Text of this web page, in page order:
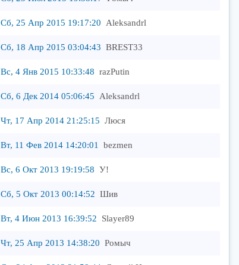
Сб, 25 Апр 2015 19:17:20 Aleksandrl
Сб, 18 Апр 2015 03:04:43 BREST33
Вс, 4 Янв 2015 10:33:48 razPutin
Сб, 6 Дек 2014 05:06:45 Aleksandrl
Чт, 17 Апр 2014 21:25:15 Люся
Вт, 11 Фев 2014 14:20:01 bezmen
Вс, 6 Окт 2013 19:19:58 У!
Сб, 5 Окт 2013 00:14:52 Шив
Вт, 4 Июн 2013 16:39:52 Slayer89
Чт, 25 Апр 2013 14:38:20 Ромыч